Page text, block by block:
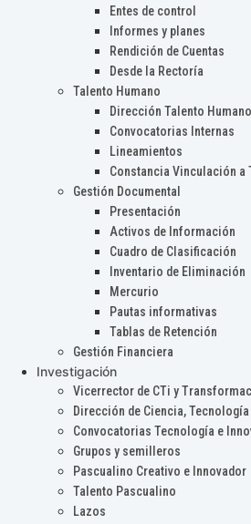
Entes de control
Informes y planes
Rendición de Cuentas
Desde la Rectoría
Talento Humano
Dirección Talento Humano
Convocatorias Internas
Lineamientos
Constancia Vinculación a
Gestión Documental
Presentación
Activos de Información
Cuadro de Clasificación
Inventario de Eliminación
Mercurio
Pautas informativas
Tablas de Retención
Gestión Financiera
Investigación
Vicerrector de CTi y
Dirección de Ciencia,
Convocatorias Tecnología e
Grupos y semilleros
Pascualino Creativo e Innovador
Talento Pascualino
Lazos